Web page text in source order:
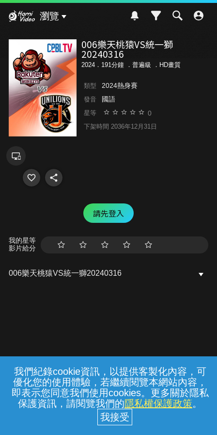
我們紀錄cookie資訊，以提供客製化內容，可
優化您的使用體驗，若繼續閱覽本網站內容，
即表示您同意我們使用cookies。更多關於隱私
保護資訊，請閱覽我們的隱私權保護政策。
瀏覽
006樂天桃猿VS統一獅
20240316
2024．191分鐘 ． 普遍級 ．HD畫質
類型 2024熱身賽
發音 國語
星等 0
下架時間 2036年12月31日
請先登入
我的星等
影片給分
006樂天桃猿VS統一獅20240316
常見問題 線上客服 服務條款 隱私權保護
中華電信股份有限公司個人家庭分公司
(統一編號：96979949) © 2026
{{notifyMsg}}